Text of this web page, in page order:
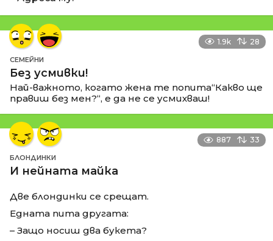
1.9k 28
СЕМЕЙНИ
Без усмивки!
Най-важното, когато жена те попита“Какво ще
правиш без мен?“, е да не се усмихваш!
887 33
БЛОНДИНКИ
И нейната майка
Две блондинки се срещат.
Едната пита другата:
– Защо носиш два букета?